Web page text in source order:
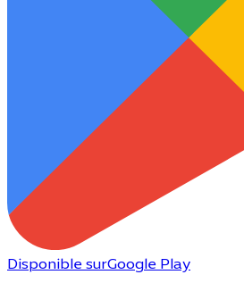
Disponible surGoogle Play